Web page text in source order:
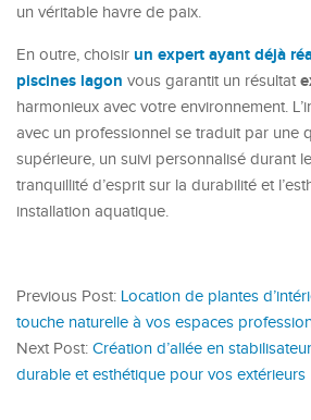
un véritable havre de paix.
En outre, choisir un expert ayant déjà
piscines lagon vous garantit un résultat
harmonieux avec votre environnement.
avec un professionnel se traduit par une
supérieure, un suivi personnalisé durant
tranquillité d’esprit sur la durabilité et
installation aquatique.
Previous Post: Location de plantes
touche naturelle à vos espaces
Next Post: Création d’allée en
durable et esthétique pour vos extérieurs